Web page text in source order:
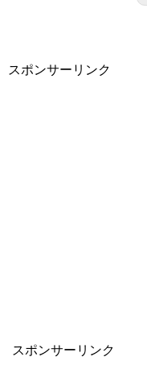
スポンサーリンク
スポンサーリンク